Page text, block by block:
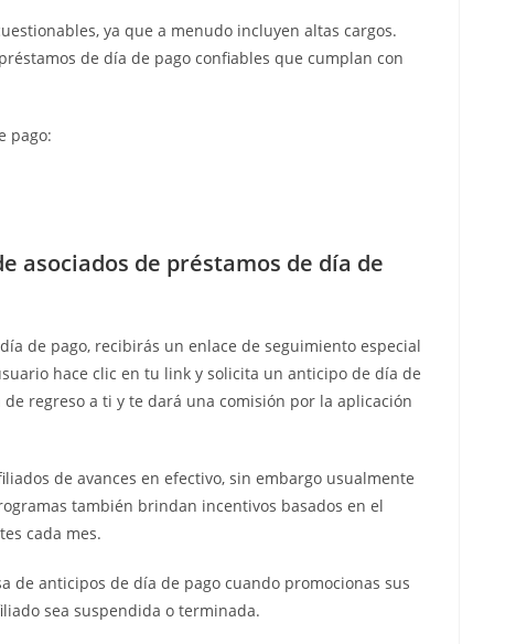
ya que a menudo incluyen altas cargos.
de día de pago confiables que cumplan con
pago:
asociados de préstamos de día de
de pago, recibirás un enlace de seguimiento especial
hace clic en tu link y solicita un anticipo de día de
regreso a ti y te dará una comisión por la aplicación
de avances en efectivo, sin embargo usualmente
también brindan incentivos basados en el
cada mes.
de anticipos de día de pago cuando promocionas sus
sea suspendida o terminada.